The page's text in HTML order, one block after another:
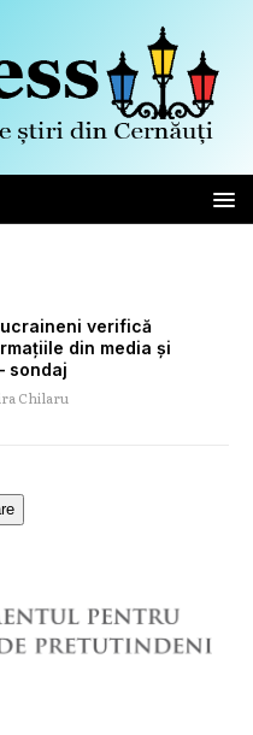
verifică
din media și
sondaj
Chilaru